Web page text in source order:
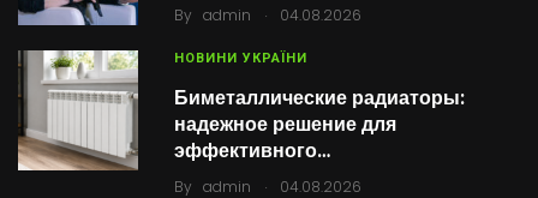
By admin . 04.08.2026
НОВИНИ УКРАЇНИ
Биметаллические радиаторы:
надежное решение для
эффективного…
By admin . 04.08.2026